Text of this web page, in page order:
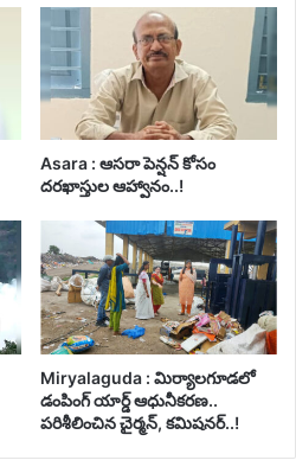
Asara : ఆసరా పెన్షన్ కోసం
దరఖాస్తుల ఆహ్వానం..!
Miryalaguda : మిర్యాలగూడలో
డంపింగ్ యార్డ్ ఆధునీకరణ..
పరిశీలించిన చైర్మన్, కమిషనర్..!